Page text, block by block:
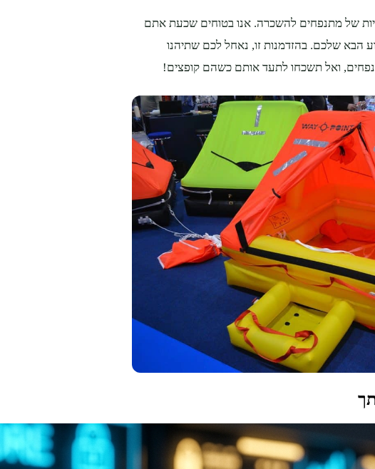
של מתנפחים להשכרה. אנו בטוחים שכעת אתם
הבא שלכם. בהזדמנות זו, נאחל לכם שתיהנו
ואל תשכחו לתעד אותם כשהם קופצים!